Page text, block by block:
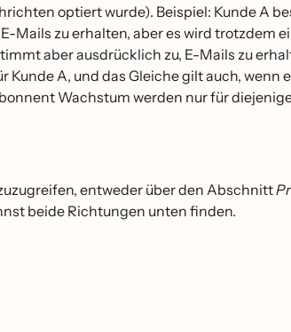
optiert wurde). Beispiel: Kunde A
zu erhalten, aber es wird trotzdem
aber ausdrücklich zu, E-Mails zu
A, und das Gleiche gilt auch, wenn
Wachstum werden nur für
entweder über den Abschnitt
beide Richtungen unten finden.